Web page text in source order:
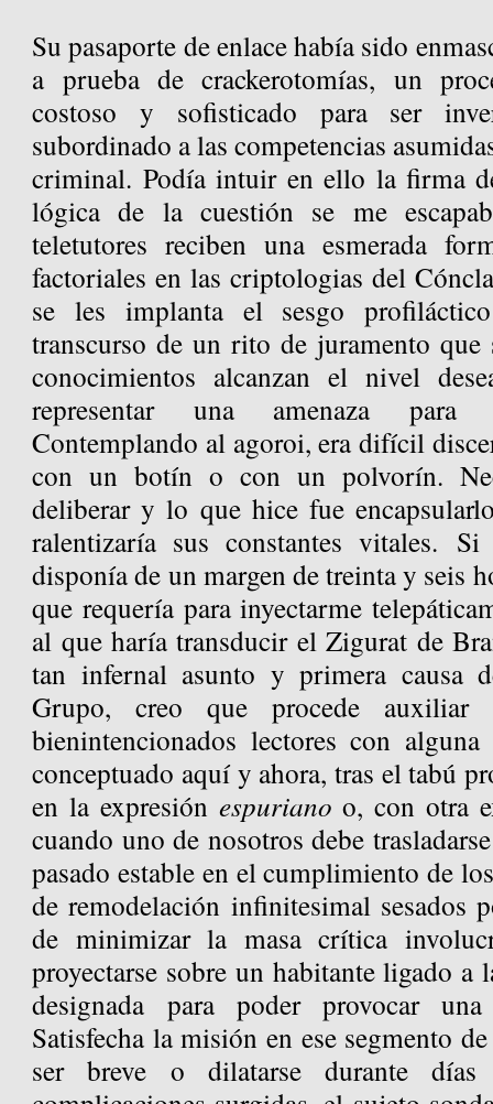
Su pasaporte de enlace había sido
a prueba de crackerotomías, un
costoso y sofisticado para ser
subordinado a las competencias
criminal. Podía intuir en ello la firma
lógica de la cuestión se me
teletutores reciben una esmerada
factoriales en las criptologias del
se les implanta el sesgo
transcurso de un rito de juramento que
conocimientos alcanzan el nivel
representar una amenaza para
Contemplando al agoroi, era difícil
con un botín o con un polvorín.
deliberar y lo que hice fue
ralentizaría sus constantes vitales.
disponía de un margen de treinta y seis
que requería para inyectarme
al que haría transducir el Zigurat de
tan infernal asunto y primera causa
Grupo, creo que procede
bienintencionados lectores con
conceptuado aquí y ahora, tras el tabú
en la expresión espuriano o, con otra
cuando uno de nosotros debe
pasado estable en el cumplimiento de
de remodelación infinitesimal sesados
de minimizar la masa crítica
proyectarse sobre un habitante ligado a
designada para poder provocar
Satisfecha la misión en ese segmento
ser breve o dilatarse durante